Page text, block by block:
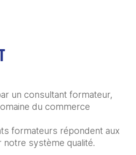
un consultant formateur,
du commerce
formateurs répondent aux
notre système qualité.